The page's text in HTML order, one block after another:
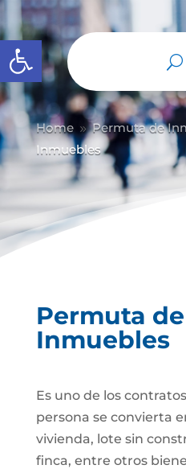
Abrir barra de herramientas
Home 9 Permuta de
Inmuebles
Permuta de
Inmuebles
Es uno de los
persona se convierta
vivienda, lote sin
finca, entre otros